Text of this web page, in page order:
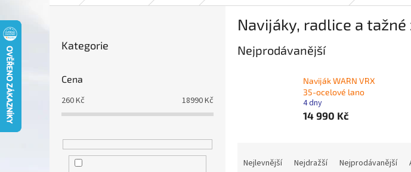
kategorie
Kategorie
Cena
260Kč 18990Kč
Navijáky, radlice a tažné
Nejprodávanější
Naviják WARN VRX
35-ocelové lano
4 dny
14 990 Kč
Nejlevnější Nejdražší Nejprodávanější